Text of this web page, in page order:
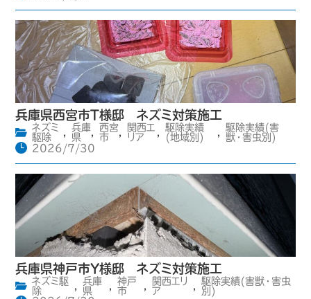
兵庫県西宮市T様邸 ネズミ対策施工
ネズミ
駆除
,
兵庫
県
,
西宮
市
,
関西エ
リア
,
駆除実績
(地域別)
,
駆除実績(害
獣・害虫別)
2026/7/30
兵庫県神戸市Y様邸 ネズミ対策施工
ネズミ駆
除
,
兵庫
県
,
神戸
市
,
関西エリ
ア
,
駆除実績(害獣・害虫
別)